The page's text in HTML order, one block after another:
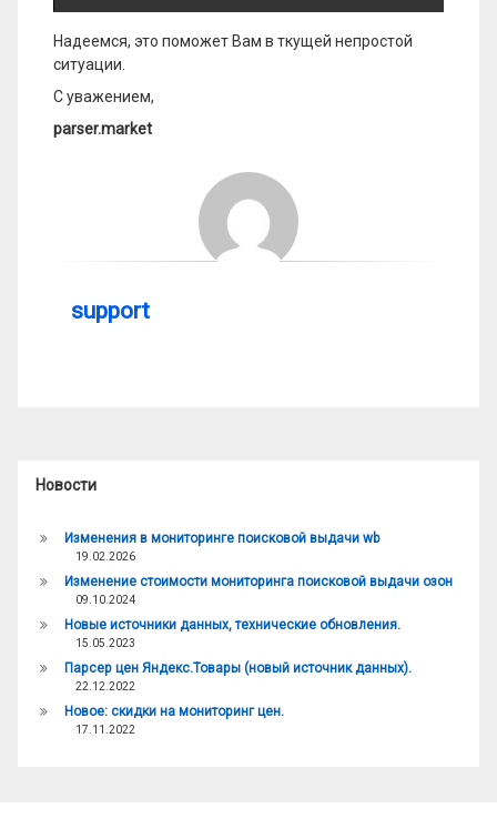
Надеемся, это поможет Вам в ткущей непростой
ситуации.
С уважением,
parser.market
support
Новости
Изменения в мониторинге поисковой выдачи wb
19.02.2026
Изменение стоимости мониторинга поисковой выдачи озон
09.10.2024
Новые источники данных, технические обновления.
15.05.2023
Парсер цен Яндекс.Товары (новый источник данных).
22.12.2022
Новое: скидки на мониторинг цен.
17.11.2022